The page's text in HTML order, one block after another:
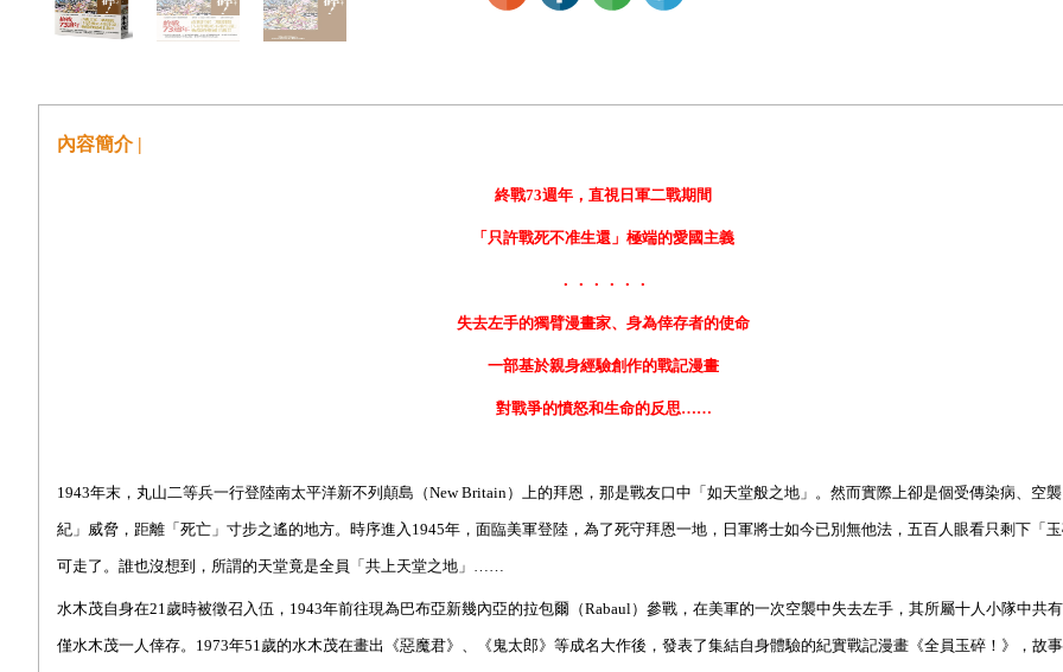
內容簡介 |
終戰73週年，直視日軍二戰期間
「只許戰死不准生還」極端的愛國主義
．．．．．．
失去左手的獨臂漫畫家、身為倖存者的使命
一部基於親身經驗創作的戰記漫畫
對戰爭的憤怒和生命的反思……
1943年末，丸山二等兵一行登陸南太平洋新不列顛島（New Britain）上的拜恩，那是戰友口中「如天堂般之地」。然而實際上卻是個受傳染病、空
紀」威脅，距離「死亡」寸步之遙的地方。時序進入1945年，面臨美軍登陸，為了死守拜恩一地，日軍將士如今已別無他法，五百人眼看只剩下「
可走了。誰也沒想到，所謂的天堂竟是全員「共上天堂之地」……
水木茂自身在21歲時被徵召入伍，1943年前往現為巴布亞新幾內亞的拉包爾（Rabaul）參戰，在美軍的一次空襲中失去左手，其所屬十人小隊中共
僅水木茂一人倖存。1973年51歲的水木茂在畫出《惡魔君》、《鬼太郎》等成名大作後，發表了集結自身體驗的紀實戰記漫畫《全員玉碎！》，故